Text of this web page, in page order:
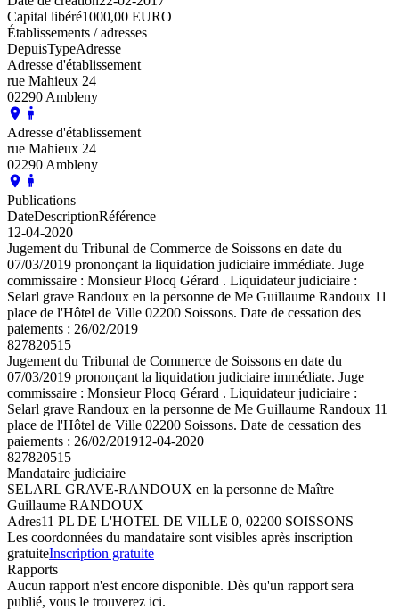
Capital libéré1000,00 EURO
Établissements / adresses
DepuisTypeAdresse
Adresse d'établissement
rue Mahieux 24
02290 Ambleny
Adresse d'établissement
rue Mahieux 24
02290 Ambleny
Publications
DateDescriptionRéférence
12-04-2020
Jugement du Tribunal de Commerce de Soissons en date du
07/03/2019 prononçant la liquidation judiciaire immédiate. Juge
commissaire : Monsieur Plocq Gérard . Liquidateur judiciaire :
Selarl grave Randoux en la personne de Me Guillaume Randoux 11
place de l'Hôtel de Ville 02200 Soissons. Date de cessation des
paiements : 26/02/2019
827820515
Jugement du Tribunal de Commerce de Soissons en date du
07/03/2019 prononçant la liquidation judiciaire immédiate. Juge
commissaire : Monsieur Plocq Gérard . Liquidateur judiciaire :
Selarl grave Randoux en la personne de Me Guillaume Randoux 11
place de l'Hôtel de Ville 02200 Soissons. Date de cessation des
paiements : 26/02/201912-04-2020
827820515
Mandataire judiciaire
SELARL GRAVE-RANDOUX en la personne de Maître
Guillaume RANDOUX
Adres11 PL DE L'HOTEL DE VILLE 0, 02200 SOISSONS
Les coordonnées du mandataire sont visibles après inscription
gratuiteInscription gratuite
Rapports
Aucun rapport n'est encore disponible. Dès qu'un rapport sera
publié, vous le trouverez ici.